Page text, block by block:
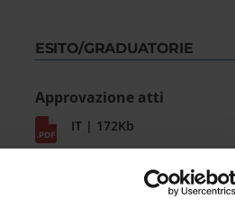
ESITO/GRADUATORIE
Approvazione atti
IT | 172Kb